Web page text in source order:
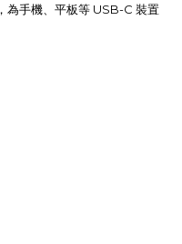
為手機、平板等 USB-C 裝置